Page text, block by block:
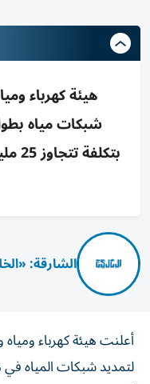
هيئة كهرباء
الشارقة:
أعلنت هيئة كهرباء
لتمديد شبكات المياه في